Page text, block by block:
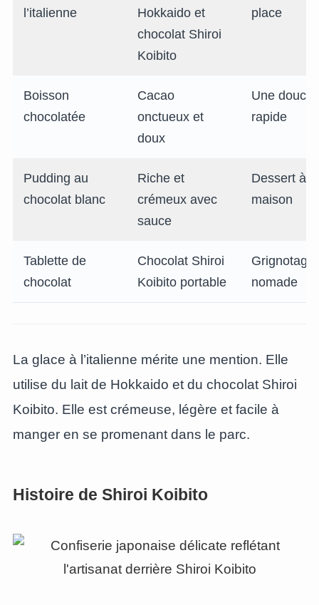
l’italienne
Hokkaido et
chocolat Shiroi
Koibito
place
Boisson
chocolatée
Cacao
onctueux et
doux
Une
rapide
Pudding au
chocolat blanc
Riche et
crémeux avec
sauce
Dessert à la
maison
Tablette de
chocolat
Chocolat Shiroi
Koibito portable
Grignotage
nomade
La glace à l’italienne mérite une mention. Elle
utilise du lait de Hokkaido et du chocolat Shiroi
Koibito. Elle est crémeuse, légère et facile à
manger en se promenant dans le parc.
Histoire de Shiroi Koibito